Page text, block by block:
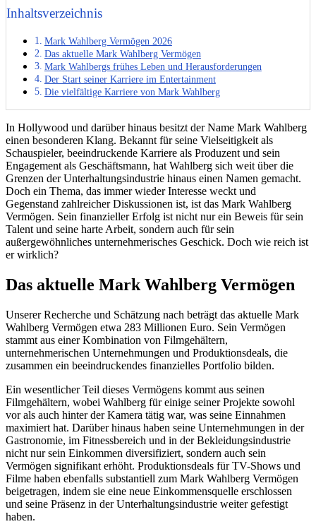
Inhaltsverzeichnis
Mark Wahlberg Vermögen 2026
Das aktuelle Mark Wahlberg Vermögen
Mark Wahlbergs frühes Leben und Herausforderungen
Der Start seiner Karriere im Entertainment
Die vielfältige Karriere von Mark Wahlberg
In Hollywood und darüber hinaus besitzt der Name Mark Wahlberg
einen besonderen Klang. Bekannt für seine Vielseitigkeit als
Schauspieler, beeindruckende Karriere als Produzent und sein
Engagement als Geschäftsmann, hat Wahlberg sich weit über die
Grenzen der Unterhaltungsindustrie hinaus einen Namen gemacht.
Doch ein Thema, das immer wieder Interesse weckt und
Gegenstand zahlreicher Diskussionen ist, ist das Mark Wahlberg
Vermögen. Sein finanzieller Erfolg ist nicht nur ein Beweis für sein
Talent und seine harte Arbeit, sondern auch für sein
außergewöhnliches unternehmerisches Geschick. Doch wie reich ist
er wirklich?
Das aktuelle Mark Wahlberg Vermögen
Unserer Recherche und Schätzung nach beträgt das aktuelle Mark
Wahlberg Vermögen etwa 283 Millionen Euro. Sein Vermögen
stammt aus einer Kombination von Filmgehältern,
unternehmerischen Unternehmungen und Produktionsdeals, die
zusammen ein beeindruckendes finanzielles Portfolio bilden.
Ein wesentlicher Teil dieses Vermögens kommt aus seinen
Filmgehältern, wobei Wahlberg für einige seiner Projekte sowohl
vor als auch hinter der Kamera tätig war, was seine Einnahmen
maximiert hat. Darüber hinaus haben seine Unternehmungen in der
Gastronomie, im Fitnessbereich und in der Bekleidungsindustrie
nicht nur sein Einkommen diversifiziert, sondern auch sein
Vermögen signifikant erhöht. Produktionsdeals für TV-Shows und
Filme haben ebenfalls substantiell zum Mark Wahlberg Vermögen
beigetragen, indem sie eine neue Einkommensquelle erschlossen
und seine Präsenz in der Unterhaltungsindustrie weiter gefestigt
haben.